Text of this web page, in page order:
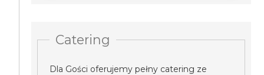
Catering
Dla Gości oferujemy pełny catering ze